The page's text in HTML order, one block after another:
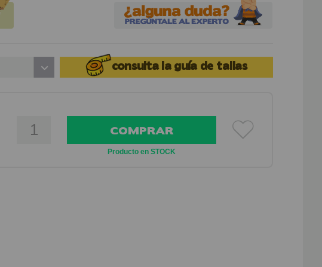
consulta la guía de tallas
COMPRAR
Producto en STOCK